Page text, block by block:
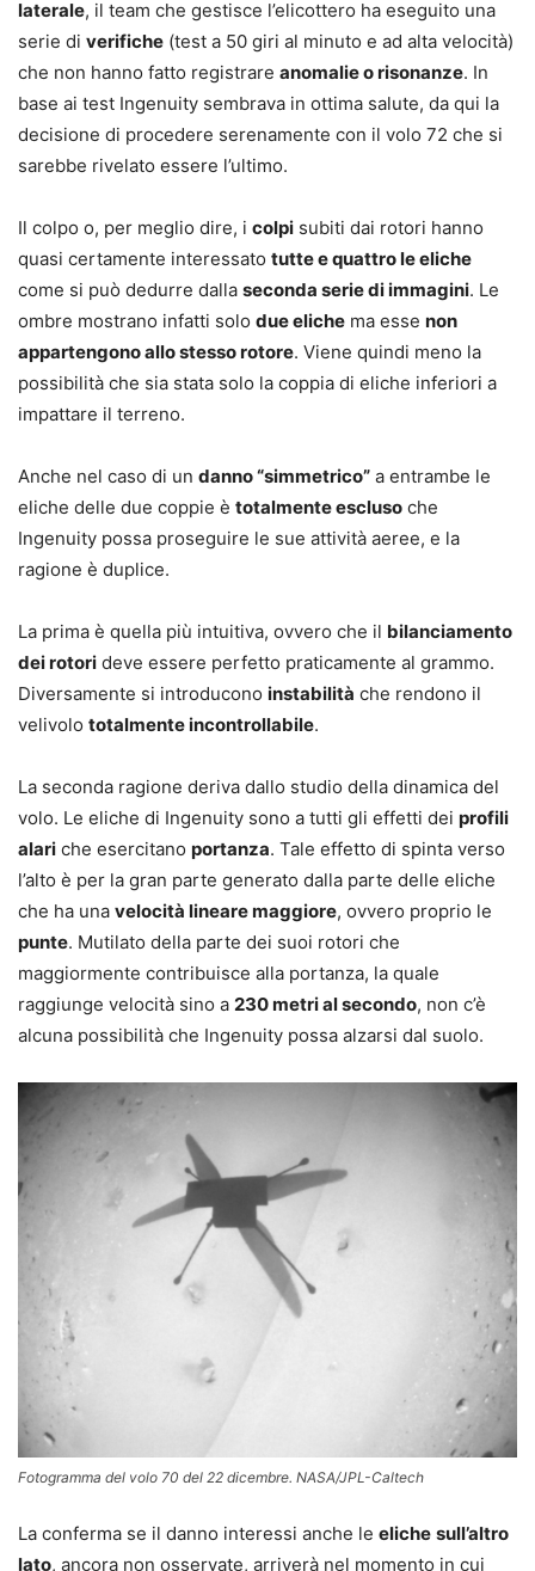
laterale, il team che gestisce l’elicottero ha eseguito una
serie di verifiche (test a 50 giri al minuto e ad alta velocità)
che non hanno fatto registrare anomalie o risonanze. In
base ai test Ingenuity sembrava in ottima salute, da qui la
decisione di procedere serenamente con il volo 72 che si
sarebbe rivelato essere l’ultimo.
Il colpo o, per meglio dire, i colpi subiti dai rotori hanno
quasi certamente interessato tutte e quattro le eliche
come si può dedurre dalla seconda serie di immagini. Le
ombre mostrano infatti solo due eliche ma esse non
appartengono allo stesso rotore. Viene quindi meno la
possibilità che sia stata solo la coppia di eliche inferiori a
impattare il terreno.
Anche nel caso di un danno “simmetrico” a entrambe le
eliche delle due coppie è totalmente escluso che
Ingenuity possa proseguire le sue attività aeree, e la
ragione è duplice.
La prima è quella più intuitiva, ovvero che il bilanciamento
dei rotori deve essere perfetto praticamente al grammo.
Diversamente si introducono instabilità che rendono il
velivolo totalmente incontrollabile.
La seconda ragione deriva dallo studio della dinamica del
volo. Le eliche di Ingenuity sono a tutti gli effetti dei profili
alari che esercitano portanza. Tale effetto di spinta verso
l’alto è per la gran parte generato dalla parte delle eliche
che ha una velocità lineare maggiore, ovvero proprio le
punte. Mutilato della parte dei suoi rotori che
maggiormente contribuisce alla portanza, la quale
raggiunge velocità sino a 230 metri al secondo, non c’è
alcuna possibilità che Ingenuity possa alzarsi dal suolo.
Fotogramma del volo 70 del 22 dicembre. NASA/JPL-Caltech
La conferma se il danno interessi anche le eliche sull’altro
lato, ancora non osservate, arriverà nel momento in cui